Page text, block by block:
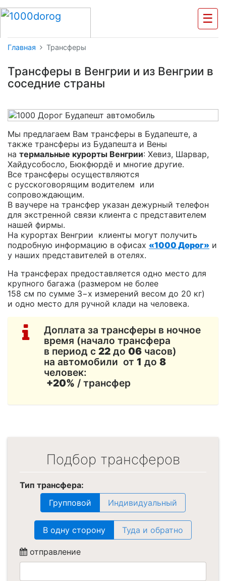
☰
Главная Трансферы
Трансферы в Венгрии и из Венгрии в
соседние страны
Мы предлагаем Вам трансферы в Будапеште, а
также трансферы из Будапешта и Вены
на термальные курорты Венгрии: Хевиз, Шарвар,
Хайдусобосло, Бюкфюрдё и многие другие.
Все трансферы осуществляются
с русскоговорящим водителем или
сопровождающим.
В ваучере на трансфер указан дежурный телефон
для экстренной связи клиента с представителем
нашей фирмы.
На курортах Венгрии клиенты могут получить
подробную информацию в офисах «1000 Дорог» и
у наших представителей в отелях.
На трансферах предоставляется одно место для
крупного багажа (размером не более
158 см по сумме 3−х измерений весом до 20 кг)
и одно место для ручной клади на человека.
Доплата за трансферы в ночное
время (начало трансфера
в период с 22 до 06 часов)
на автомобили от 1 до 8
человек:
+20% / трансфер
Подбор трансферов
Тип трансфера:
Групповой
Индивидуальный
В одну сторону Туда и обратно
отправление